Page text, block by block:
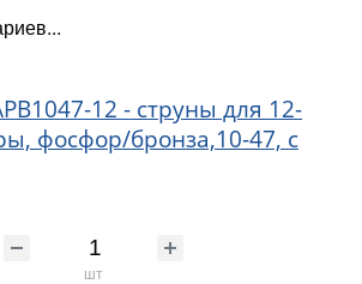
12 - струны для 12-
фосфор/бронза,10-47, с
шт